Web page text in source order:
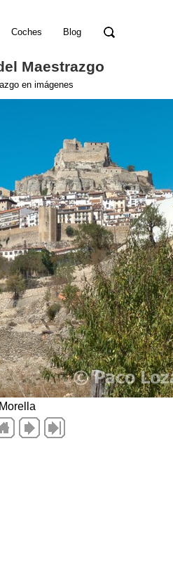
Coches Blog
Maestrazgo
en imágenes